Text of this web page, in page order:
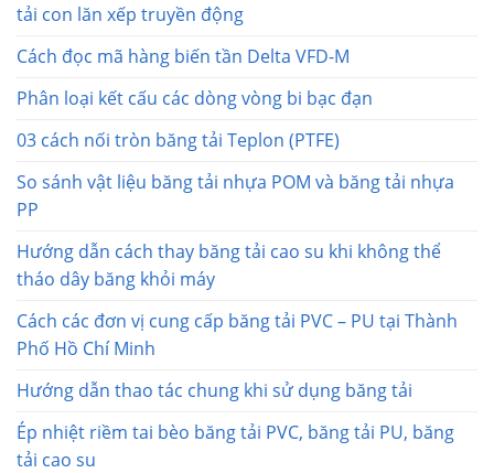
tải con lăn xếp truyền động
Cách đọc mã hàng biến tần Delta VFD-M
Phân loại kết cấu các dòng vòng bi bạc đạn
03 cách nối tròn băng tải Teplon (PTFE)
So sánh vật liệu băng tải nhựa POM và băng tải nhựa
PP
Hướng dẫn cách thay băng tải cao su khi không thể
tháo dây băng khỏi máy
Cách các đơn vị cung cấp băng tải PVC – PU tại Thành
Phố Hồ Chí Minh
Hướng dẫn thao tác chung khi sử dụng băng tải
Ép nhiệt riềm tai bèo băng tải PVC, băng tải PU, băng
tải cao su